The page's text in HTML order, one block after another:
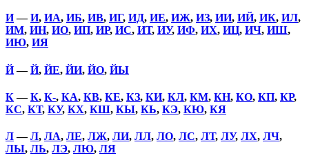
И—И, ИА, ИБ, ИВ, ИГ, ИД, ИЕ, ИЖ, ИЗ, ИИ, ИЙ, ИК, ИЛ,
ИМ, ИН, ИО, ИП, ИР, ИС, ИТ, ИУ, ИФ, ИХ, ИЦ, ИЧ, ИШ,
ИЮ, ИЯ
Й—Й, ЙЕ, ЙИ, ЙО, ЙЫ
К—К, К-, КА, КВ, КЕ, КЗ, КИ, КЛ, КМ, КН, КО, КП, КР,
КС, КТ, КУ, КХ, КШ, КЫ, КЬ, КЭ, КЮ, КЯ
Л—Л, ЛА, ЛЕ, ЛЖ, ЛИ, ЛЛ, ЛО, ЛС, ЛТ, ЛУ, ЛХ, ЛЧ,
ЛЫ, ЛЬ, ЛЭ, ЛЮ, ЛЯ